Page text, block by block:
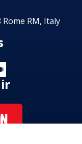
Rome RM, Italy